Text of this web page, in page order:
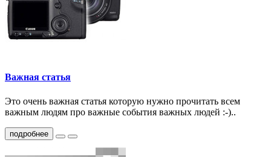
Важная статья
Это очень важная статья которую нужно прочитать всем
важным людям про важные события важных людей :-)..
подробнее